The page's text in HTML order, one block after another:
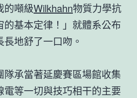
的噸級Wilkhahn物質力學抗
基本定律！」就體系公布
地舒了一口吻。
承當著延慶賽區場館收集
電等一切與技巧相干的主要